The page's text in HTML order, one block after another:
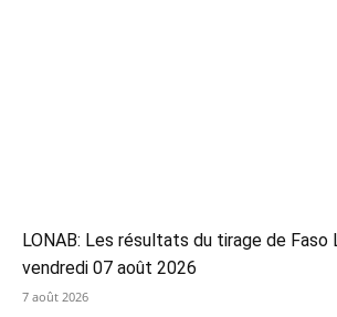
LONAB: Les résultats du tirage de Faso
vendredi 07 août 2026
7 août 2026